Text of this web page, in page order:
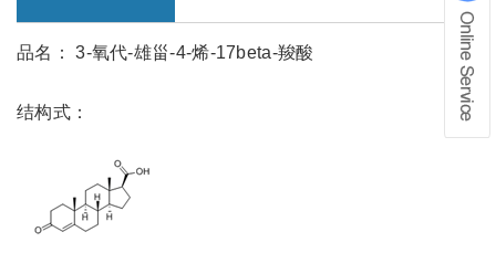
品名： 3-氧代-雄甾-4-烯-17beta-羧酸
结构式：
1、info@shochem.com；2